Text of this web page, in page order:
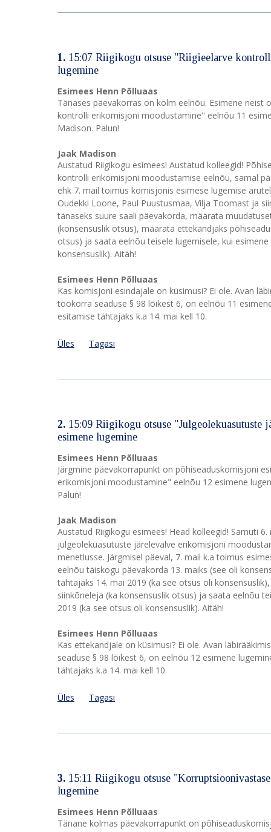
1. 15:07 Riigikogu otsuse "Riigieelarve
lugemine
Esimees Henn Põlluaas
Tänases päevakorras on kolm eelnõu. Esimene
kontrolli erikomisjoni moodustamine" eelnõu 11
Madison. Palun!
Jaak Madison
Austatud Riigikogu esimees! Austatud kolleegid!
kontrolli erikomisjoni moodustamise eelnõu, samal
ehk 7. mail toimus komisjonis esimese lugemise
Oudekki Loone, Paul Puustusmaa, Vilja Toomast ja
tänaseks suure saali päevakorda, määrata
(konsensuslik otsus), määrata ettekandjaks
otsus) ja saata eelnõu teisele lugemisele, kui
konsensuslik). Aitäh!
Esimees Henn Põlluaas
Kas komisjoni esindajale on küsimusi? Ei ole. Avan
töökorra seaduse § 98 lõikest 6, on eelnõu 11
esitamise tähtajaks k.a 14. mai kell 10.
Üles Tagasi
2. 15:09 Riigikogu otsuse "Julgeolekuasutuste
esimene lugemine
Esimees Henn Põlluaas
Järgmine päevakorrapunkt on põhiseaduskomisjoni
erikomisjoni moodustamine" eelnõu 12 esimene
Palun!
Jaak Madison
Austatud Riigikogu esimees! Head kolleegid! Samuti
julgeolekuasutuste järelevalve erikomisjoni
menetlusse. Järgmisel päeval, 7. mail k.a toimus
eelnõu täiskogu päevakorda 13. maiks (see oli
tähtajaks 14. mai 2019 (ka see otsus oli
siinkõneleja (ka konsensuslik otsus) ja saata eelnõu
2019 (ka see otsus oli konsensuslik). Aitäh!
Esimees Henn Põlluaas
Kas ettekandjale on küsimusi? Ei ole. Avan
seaduse § 98 lõikest 6, on eelnõu 12 esimene
tähtajaks k.a 14. mai kell 10.
Üles Tagasi
3. 15:11 Riigikogu otsuse
lugemine
Esimees Henn Põlluaas
Tänane kolmas päevakorrapunkt on